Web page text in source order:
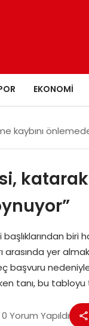
EKONOMI
kaybını
biri
yer
başvuru
tanı, bu
0 Yorum Yapıldı